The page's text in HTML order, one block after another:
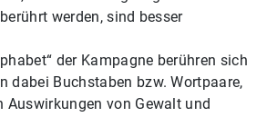
werden, sind besser
der Kampagne berühren sich
dabei Buchstaben bzw. Wortpaare,
Auswirkungen von Gewalt und